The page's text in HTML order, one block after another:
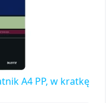
A4 PP, w kratkę